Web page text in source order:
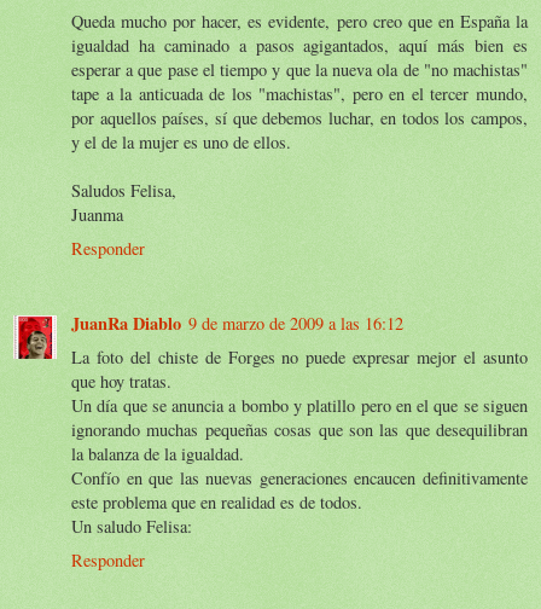
Queda mucho por hacer, es evidente, pero creo que en España la
igualdad ha caminado a pasos agigantados, aquí más bien es
esperar a que pase el tiempo y que la nueva ola de "no machistas"
tape a la anticuada de los "machistas", pero en el tercer mundo,
por aquellos países, sí que debemos luchar, en todos los campos,
y el de la mujer es uno de ellos.
Saludos Felisa,
Juanma
Responder
JuanRa Diablo 9 de marzo de 2009 a las 16:12
La foto del chiste de Forges no puede expresar mejor el asunto
que hoy tratas.
Un día que se anuncia a bombo y platillo pero en el que se siguen
ignorando muchas pequeñas cosas que son las que desequilibran
la balanza de la igualdad.
Confío en que las nuevas generaciones encaucen definitivamente
este problema que en realidad es de todos.
Un saludo Felisa:
Responder